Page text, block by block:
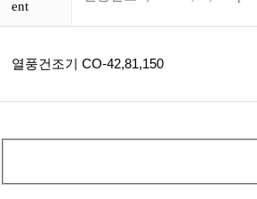
ent
열풍건조기 CO-42,81,150